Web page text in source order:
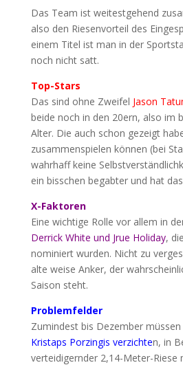
Das Team ist weitestgehend
also den Riesenvorteil des
einem Titel ist man in der
noch nicht satt.
Top-Stars
Das sind ohne Zweifel Jason
beide noch in den 20ern, also im
Alter. Die auch schon gezeigt
zusammenspielen können (bei
wahrhaff keine
ein bisschen begabter und hat
X-Faktoren
Eine wichtige Rolle vor allem in
Derrick White und Jrue Holiday,
nominiert wurden. Nicht zu
alte weise Anker, der
Saison steht.
Problemfelder
Zumindest bis Dezember
Kristaps Porzingis verzichten, in
verteidigernder 2,14-Meter-Riese